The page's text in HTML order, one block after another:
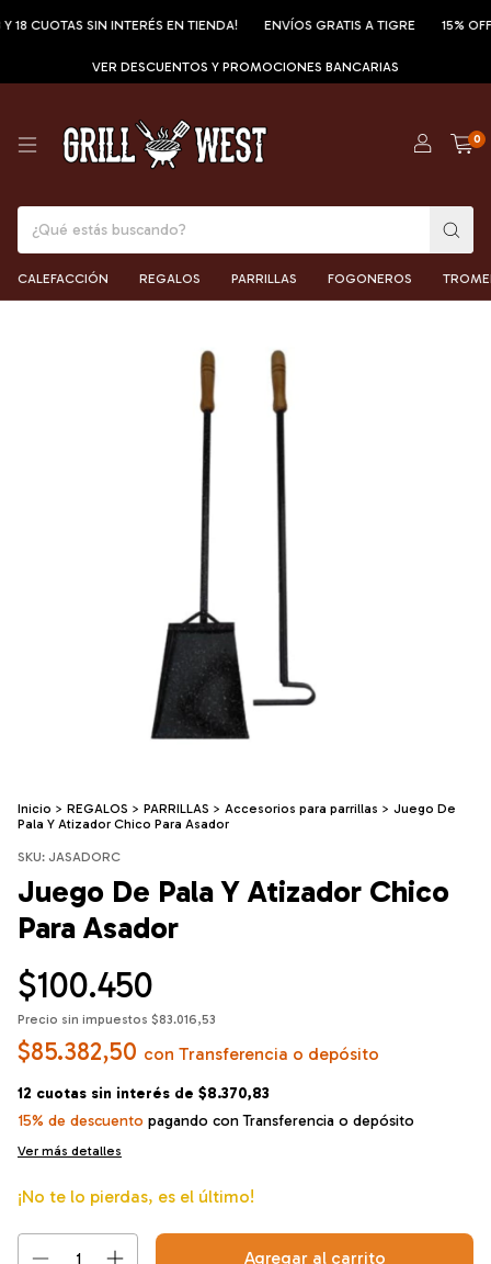
SIN INTERÉS EN TIENDA! ENVÍOS GRATIS A TIGRE 15% OFF
VER DESCUENTOS Y PROMOCIONES BANCARIAS
0
CALEFACCIÓN REGALOS PARRILLAS FOGONEROS
Inicio > REGALOS > PARRILLAS > Accesorios para parrillas > Juego De
Pala Y Atizador Chico Para Asador
SKU: JASADORC
Juego De Pala Y Atizador Chico
Para Asador
$100.450
Precio sin impuestos $83.016,53
$85.382,50 con Transferencia o depósito
12 cuotas sin interés de $8.370,83
15% de descuento pagando con Transferencia o depósito
Ver más detalles
¡No te lo pierdas, es el último!